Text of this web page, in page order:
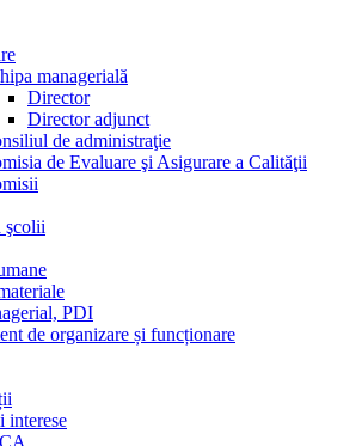
managerială
Director
Director adjunct
de administraţie
de Evaluare şi Asigurare a Calităţii
şcolii
PDI
de organizare și funcționare
interese